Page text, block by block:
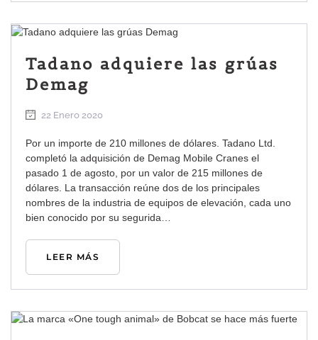
Tadano adquiere las grúas
Demag
22 Enero 2020
Por un importe de 210 millones de dólares. Tadano Ltd.
completó la adquisición de Demag Mobile Cranes el
pasado 1 de agosto, por un valor de 215 millones de
dólares. La transacción reúne dos de los principales
nombres de la industria de equipos de elevación, cada uno
bien conocido por su segurida…
LEER MÁS